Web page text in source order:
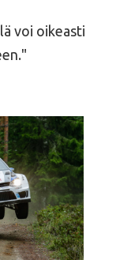
voi oikeasti